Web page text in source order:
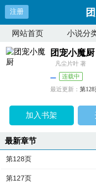
注册
网站首页 小说分
团宠小魔厨
凡尘片叶 著
连载中
最近更新：第128
加入书架
最新章节
第128页
第127页